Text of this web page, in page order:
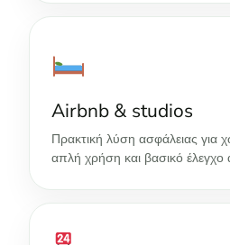
Airbnb & studios
Πρακτική λύση ασφάλειας για
απλή χρήση και βασικό έλεγχο